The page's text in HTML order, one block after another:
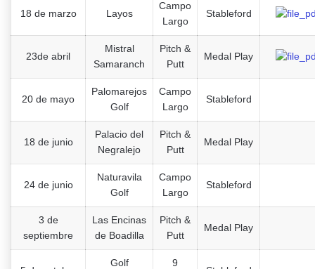
18 de marzo Layos
Campo
Largo
Stableford
23de abril
Mistral
Samaranch
Pitch &
Putt
Medal Play
20 de mayo
Palomarejos
Golf
Campo
Largo
Stableford
18 de junio
Palacio del
Negralejo
Pitch &
Putt
Medal Play
24 de junio
Naturavila
Golf
Campo
Largo
Stableford
3 de
septiembre
Las Encinas
de Boadilla
Pitch &
Putt
Medal Play
Golf 9